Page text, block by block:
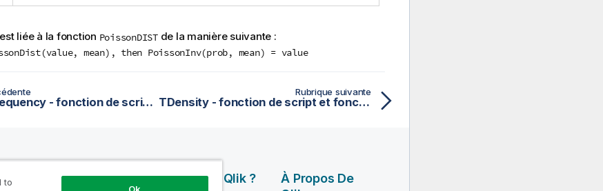
liée à la fonction PoissonDISTde la manière suivante :
mean), then PoissonInv(prob, mean) = value
PoissonFrequency - fonction de script et fonction de graphique
Rubrique suivante
TDensity - fonction de script et fonction de graphique
Produits Pourquoi Qlik ?
À Propos De
to